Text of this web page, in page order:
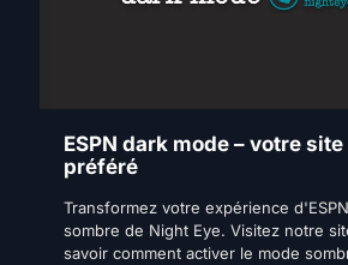
ESPN dark mode – votre
préféré
Transformez votre expérience
sombre de Night Eye. Visitez notre
savoir comment activer le mode